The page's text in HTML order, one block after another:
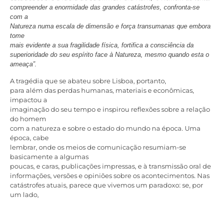
compreender a enormidade das grandes catástrofes, confronta-se
com a
Natureza numa escala de dimensão e força transumanas que embora
tome
mais evidente a sua fragilidade física, fortifica a consciência da
superioridade do seu espírito face à Natureza, mesmo quando esta o
ameaça”.
A tragédia que se abateu sobre Lisboa, portanto,
para além das perdas humanas, materiais e econômicas,
impactou a
imaginação do seu tempo e inspirou reflexões sobre a relação
do homem
com a natureza e sobre o estado do mundo na época. Uma
época, cabe
lembrar, onde os meios de comunicação resumiam-se
basicamente a algumas
poucas, e caras, publicações impressas, e à transmissão oral de
informações, versões e opiniões sobre os acontecimentos. Nas
catástrofes atuais, parece que vivemos um paradoxo: se, por
um lado,